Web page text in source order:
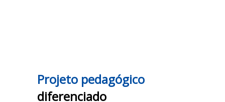
Projeto pedagógico
diferenciado